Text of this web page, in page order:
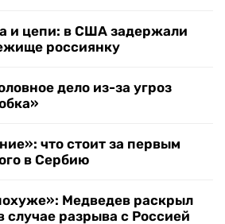
и цепи: в США задержали
россиянку
дело из-за угроз
что стоит за первым
в Сербию
Медведев раскрыл
случае разрыва с Россией